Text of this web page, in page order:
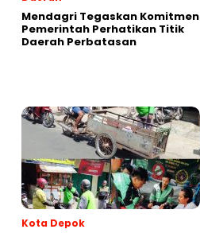
Mendagri Tegaskan Komitmen
Pemerintah Perhatikan Titik
Daerah Perbatasan
Kota Depok